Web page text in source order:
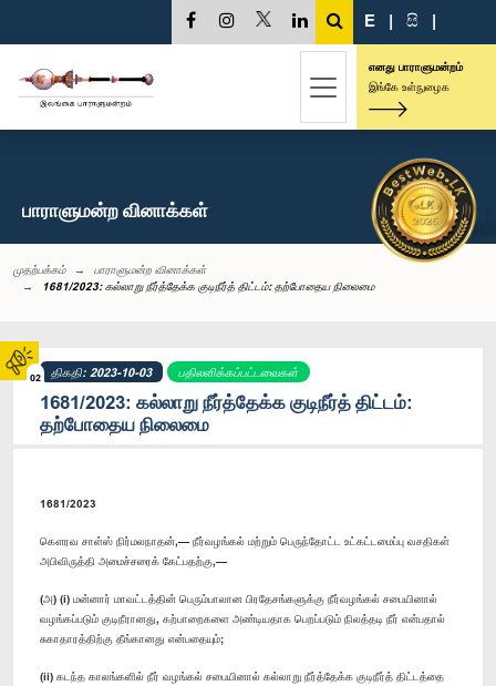
02
E | සි |
எனது பாராளுமன்றம்
இங்கே உள்நுழைக
பாராளுமன்ற வினாக்கள்
முதற்பக்கம்
பாராளுமன்ற வினாக்கள்
1681/2023: கல்லாறு நீர்த்தேக்க குடிநீர்த் திட்டம்: தற்போதைய நிலைமை
திகதி: 2023-10-03 பதிலளிக்கப்பட்டவைகள்
1681/2023: கல்லாறு நீர்த்தேக்க குடிநீர்த் திட்டம்:
தற்போதைய நிலைமை
1681/2023
கௌரவ சாள்ஸ் நிர்மலநாதன்,— நீர்வழங்கல் மற்றும் பெருந்தோட்ட உட்கட்டமைப்பு வசதிகள்
அபிவிருத்தி அமைச்சரைக் கேட்பதற்கு,—
(அ) (i) மன்னார் மாவட்டத்தின் பெரும்பாலான பிரதேசங்களுக்கு நீர்வழங்கல் சபையினால்
வழங்கப்படும் குடிநீரானது, கற்பாறைகளை அண்டியதாக பெறப்படும் நிலத்தடி நீர் என்பதால்
சுகாதாரத்திற்கு தீங்கானது என்பதையும்;
(ii) கடந்த காலங்களில் நீர் வழங்கல் சபையினால் கல்லாறு நீர்த்தேக்க குடிநீர்த் திட்டத்தை